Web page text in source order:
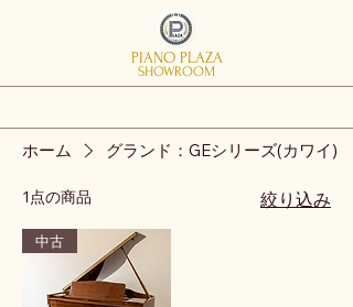
SHOWROOM
PIANO PLAZA
ホーム グランド：GEシリーズ(カワイ)
1点の商品 絞り込み
中古